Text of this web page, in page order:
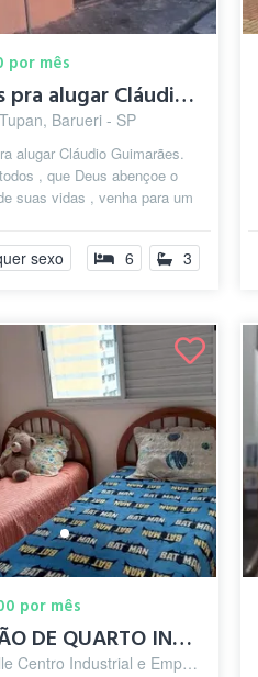
por mês
quartos pra alugar Cláudio Guimarães
Barueri - SP
alugar Cláudio Guimarães.
, que Deus abençoe o
suas vidas , venha para um
sexo 6 3
por mês
LOCAÇÃO DE QUARTO INDIVIDUAL
Industrial e Empresarial/Alphaville., Barueri - SP